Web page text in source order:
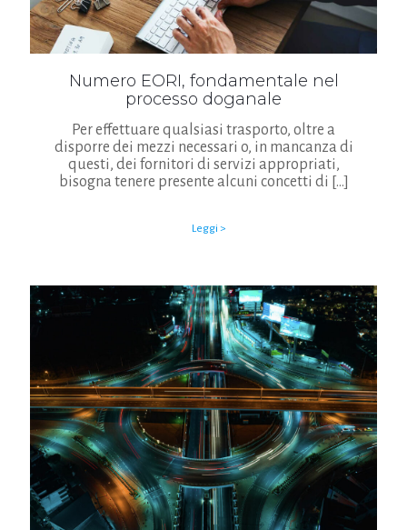
Numero EORI, fondamentale nel
processo doganale
Per effettuare qualsiasi trasporto, oltre a
disporre dei mezzi necessari o, in mancanza di
questi, dei fornitori di servizi appropriati,
bisogna tenere presente alcuni concetti di […]
Leggi >